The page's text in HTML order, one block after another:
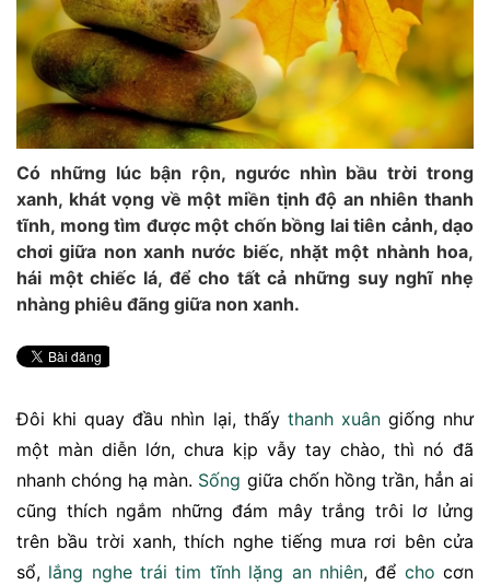
Có những lúc bận rộn, ngước nhìn bầu trời trong
xanh, khát vọng về một miền tịnh độ an nhiên thanh
tĩnh, mong tìm được một chốn bồng lai tiên cảnh, dạo
chơi giữa non xanh nước biếc, nhặt một nhành hoa,
hái một chiếc lá, để cho tất cả những suy nghĩ nhẹ
nhàng phiêu đãng giữa non xanh.
Đôi khi quay đầu nhìn lại, thấy thanh xuângiống như
một màn diễn lớn, chưa kịp vẫy tay chào, thì nó đã
nhanh chóng hạ màn. Sống giữa chốn hồng trần, hẳn ai
cũng thích ngắm những đám mây trắng trôi lơ lửng
trên bầu trời xanh, thích nghe tiếng mưa rơi bên cửa
sổ, lắng nghe trái tim tĩnh lặng an nhiên, để cho cơn